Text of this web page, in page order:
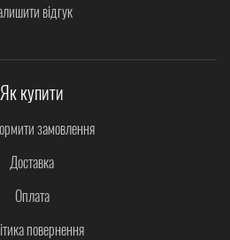
відгук
Як купити
замовлення
Доставка
Оплата
повернення